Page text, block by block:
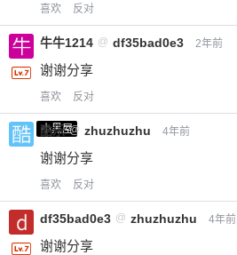
喜欢 反对
牛牛1214 @ df35bad0e3 2年前
谢谢分享
喜欢 反对
小黑屋
酷乐 @ zhuzhuzhu 4年前
谢谢分享
喜欢 反对
df35bad0e3 @ zhuzhuzhu 4年前
谢谢分享